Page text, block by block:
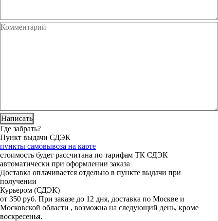
Где забрать?
Пункт выдачи СДЭК
пункты самовывоза на карте
стоимость будет рассчитана по тарифам ТК СДЭК
автоматически при оформлении заказа
Доставка оплачивается отдельно в пункте выдачи при
получении
Курьером (СДЭК)
от 350 руб. При заказе до 12 дня, доставка по Москве и
Московской области , возможна на следующий день, кроме
воскресенья.